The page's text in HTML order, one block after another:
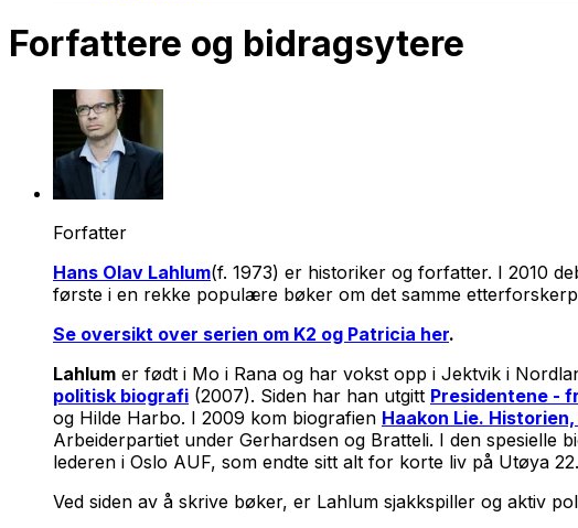
Forfattere og bidragsytere
Forfatter
Hans Olav Lahlum(f. 1973) er historiker og forfatter. I 2010
første i en rekke populære bøker om det samme
Se oversikt over serien om K2 og Patricia her.
Lahlum er født i Mo i Rana og har vokst opp i Jektvik i
politisk biografi (2007). Siden har han utgitt Presidentene -
og Hilde Harbo. I 2009 kom biografien Haakon Lie.
Arbeiderpartiet under Gerhardsen og Bratteli. I den spesielle
lederen i Oslo AUF, som endte sitt alt for korte liv på Utøya
Ved siden av å skrive bøker, er Lahlum sjakkspiller og aktiv